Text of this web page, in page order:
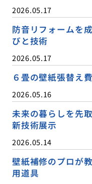
2026.05.17
防音リフォームを
びと技術
2026.05.17
６畳の壁紙張替え
2026.05.16
未来の暮らしを先
新技術展示
2026.05.14
壁紙補修のプロが
用道具